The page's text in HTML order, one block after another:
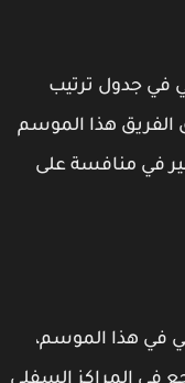
في جدول ترتيب
هذا الموسم
في منافسة على
في هذا الموسم،